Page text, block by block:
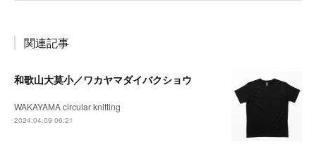
関連記事
和歌山大莫小／ワカヤマダイバクショウ
WAKAYAMA circular knitting
2024.04.09 06:21